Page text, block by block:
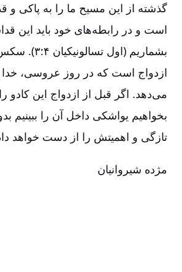
گذشته از این مسیح ما را به پاکی و
است و در رابطه‌های خود باید این
بشماریم (اول
ازدواج است که در روز عروسی،
می‌دهد. اگر قبل از ازدواج این کادو را
بخواهیم یواشکی داخل آن را ببینیم
تازگی و اهمیتش را از دست خواهد
مژده شیروانیان